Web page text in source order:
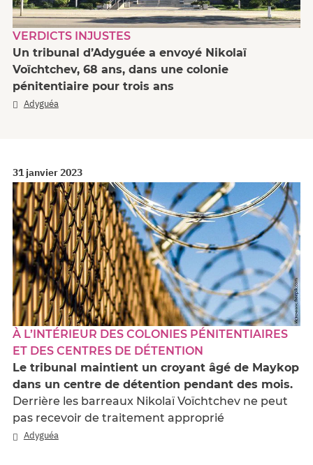
VERDICTS INJUSTES
Un tribunal d’Adyguée a envoyé Nikolaï
Voïchtchev, 68 ans, dans une colonie
pénitentiaire pour trois ans
Adyguéa
31 janvier 2023
À L’INTÉRIEUR DES COLONIES PÉNITENTIAIRES
ET DES CENTRES DE DÉTENTION
Le tribunal maintient un croyant âgé de Maykop
dans un centre de détention pendant des mois.
Derrière les barreaux Nikolaï Voïchtchev ne peut
pas recevoir de traitement approprié
Adyguéa